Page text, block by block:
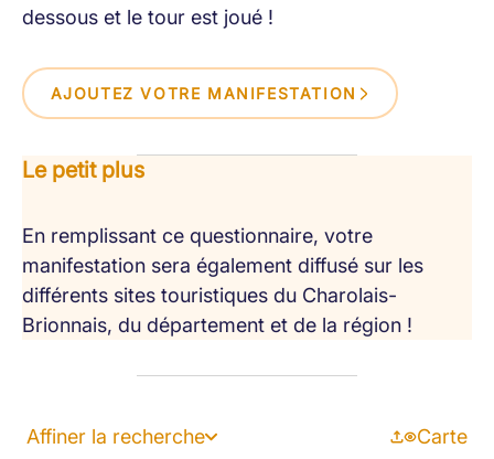
dessous et le tour est joué !
AJOUTEZ VOTRE MANIFESTATION
Le petit plus
En remplissant ce questionnaire, votre
manifestation sera également diffusé sur les
différents sites touristiques du Charolais-
Brionnais, du département et de la région !
Affiner la recherche Carte